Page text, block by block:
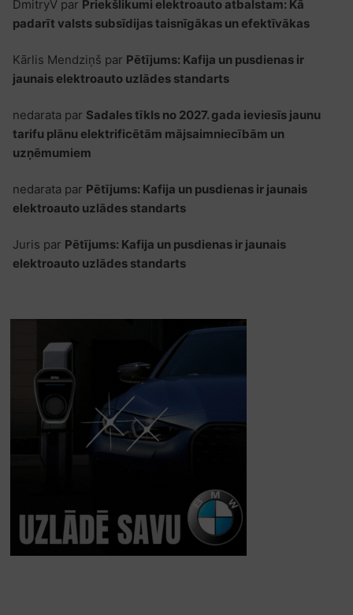
DmitryVpar Priekšlikumi elektroauto atbalstam: Kā
padarīt valsts subsīdijas taisnīgākas un efektīvākas
Kārlis Mendziņš par Pētījums: Kafija un pusdienas ir
jaunais elektroauto uzlādes standarts
nedarata par Sadales tīkls no 2027. gada ieviesīs jaunu
tarifu plānu elektrificētām mājsaimniecībām un
uzņēmumiem
nedarata par Pētījums: Kafija un pusdienas ir jaunais
elektroauto uzlādes standarts
Juris par Pētījums: Kafija un pusdienas ir jaunais
elektroauto uzlādes standarts